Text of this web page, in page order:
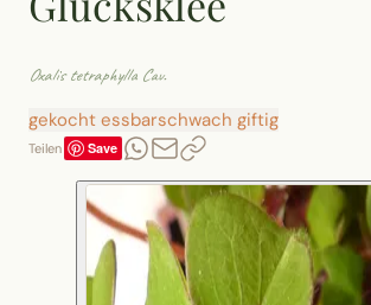
Oxalis tetraphylla Cav.
gekocht essbarschwach giftig
Teilen Save